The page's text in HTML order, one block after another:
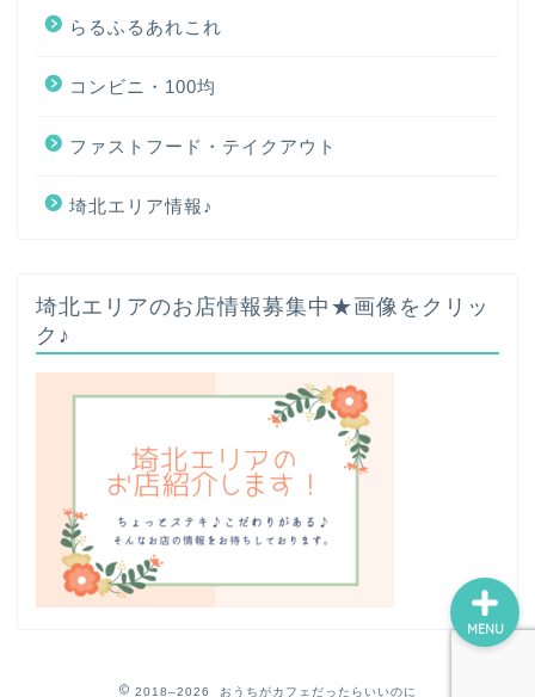
らるふるあれこれ
コンビニ・100均
ファストフード・テイクアウト
埼北エリア情報♪
埼北エリアのお店情報募集中★画像をクリッ
ク♪
2018–2026 おうちがカフェだったらいいのに
MENU
お問い合わせ
サイトマップ